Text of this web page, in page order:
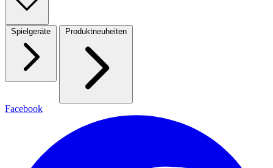
Spielgeräte Produktneuheiten
Facebook